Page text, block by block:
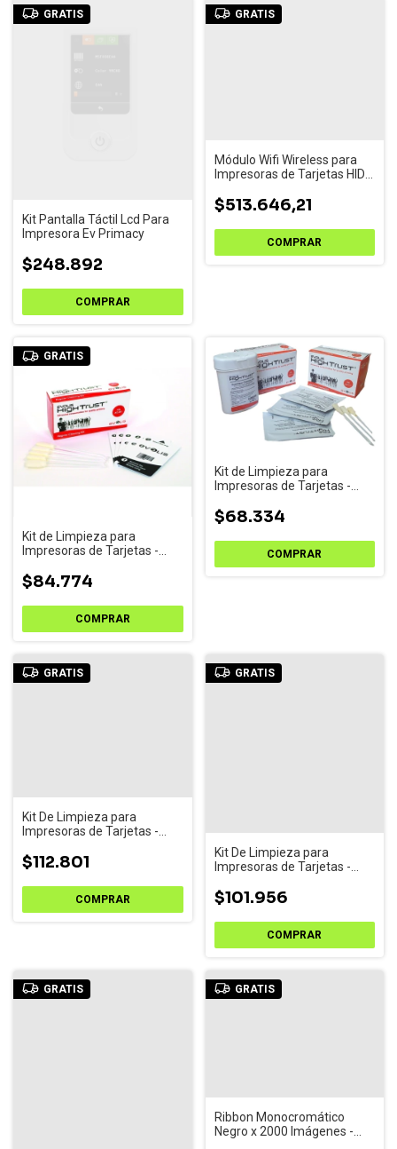
GRATIS
Kit Pantalla Táctil Lcd Para
Impresora Ev Primacy
$248.892
GRATIS
Módulo Wifi Wireless para
Impresoras de Tarjetas HID
$513.646,21
GRATIS
Kit de Limpieza para
Impresoras de Tarjetas -
$84.774
Kit de Limpieza para
Impresoras de Tarjetas -
$68.334
GRATIS
Kit De Limpieza para
Impresoras de Tarjetas -
$112.801
GRATIS
Kit De Limpieza para
Impresoras de Tarjetas -
$101.956
GRATIS GRATIS
Ribbon Monocromático
Negro x 2000 Imágenes -